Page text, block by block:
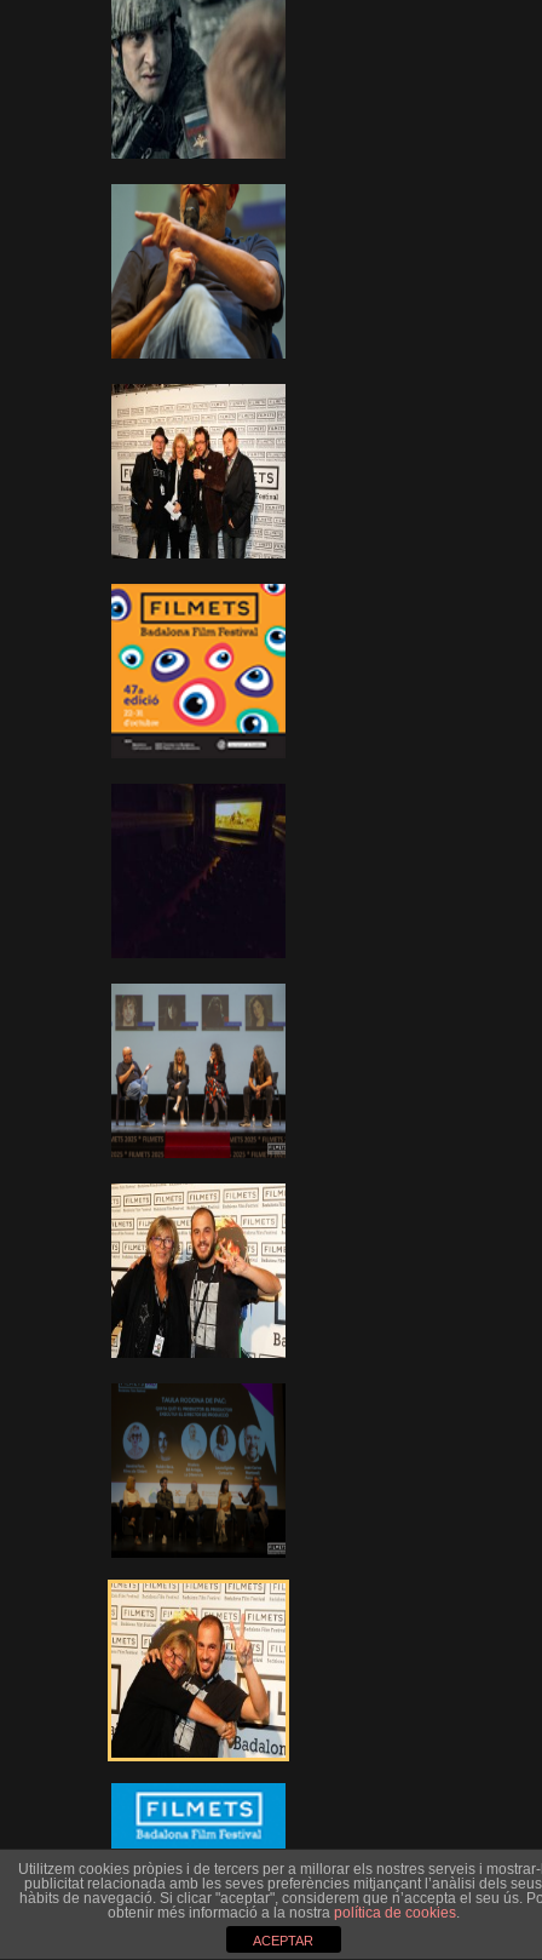
Utilitzem cookies pròpies i de tercers per a millorar els nostres serveis i
publicitat relacionada amb les seves preferències mitjançant l’anàlisi dels seus
hàbits de navegació. Si clicar "aceptar", considerem que n’accepta el seu ús.
obtenir més informació a la nostra política de cookies.
ACEPTAR